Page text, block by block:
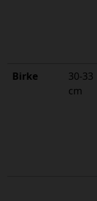
Birke
30-33
cm